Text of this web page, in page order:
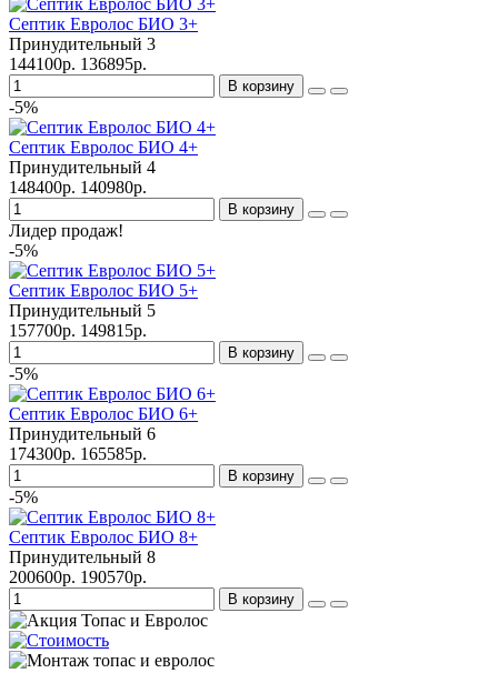
Септик Евролос БИО 3+
Принудительный 3
144100р. 136895р.
В корзину
-5%
Септик Евролос БИО 4+
Принудительный 4
148400р. 140980р.
В корзину
Лидер продаж!
-5%
Септик Евролос БИО 5+
Принудительный 5
157700р. 149815р.
В корзину
-5%
Септик Евролос БИО 6+
Принудительный 6
174300р. 165585р.
В корзину
-5%
Септик Евролос БИО 8+
Принудительный 8
200600р. 190570р.
В корзину